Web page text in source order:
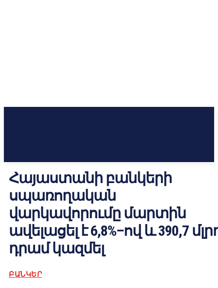
Հայաստանի բանկերի
սպառողական
վարկավորումը մարտին
ավելացել է 6,8%–ով և 390,7
դրամ կազմել
ԲԱՆԿԵՐ